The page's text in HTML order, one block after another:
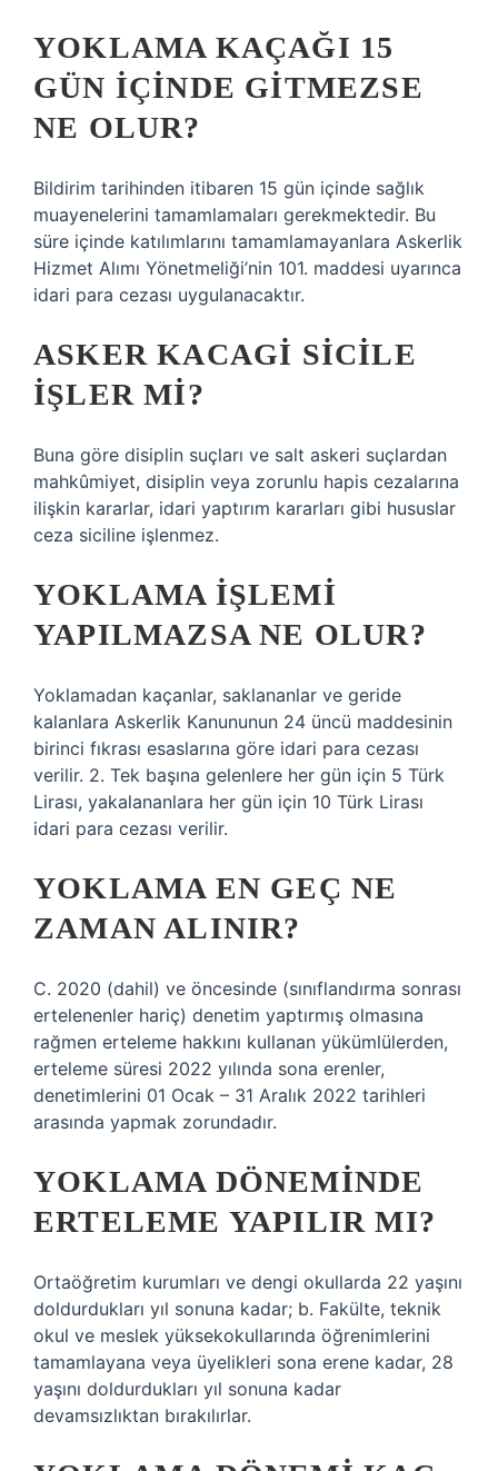
YOKLAMA KAÇAĞI 15
GÜN IÇINDE GITMEZSE
NE OLUR?
Bildirim tarihinden itibaren 15 gün içinde sağlık
muayenelerini tamamlamaları gerekmektedir. Bu
süre içinde katılımlarını tamamlamayanlara Askerlik
Hizmet Alımı Yönetmeliği’nin 101. maddesi uyarınca
idari para cezası uygulanacaktır.
ASKER KACAGI SICILE
IŞLER MI?
Buna göre disiplin suçları ve salt askeri suçlardan
mahkûmiyet, disiplin veya zorunlu hapis cezalarına
ilişkin kararlar, idari yaptırım kararları gibi hususlar
ceza siciline işlenmez.
YOKLAMA IŞLEMI
YAPILMAZSA NE OLUR?
Yoklamadan kaçanlar, saklananlar ve geride
kalanlara Askerlik Kanununun 24 üncü maddesinin
birinci fıkrası esaslarına göre idari para cezası
verilir. 2. Tek başına gelenlere her gün için 5 Türk
Lirası, yakalananlara her gün için 10 Türk Lirası
idari para cezası verilir.
YOKLAMA EN GEÇ NE
ZAMAN ALINIR?
C. 2020 (dahil) ve öncesinde (sınıflandırma sonrası
ertelenenler hariç) denetim yaptırmış olmasına
rağmen erteleme hakkını kullanan yükümlülerden,
erteleme süresi 2022 yılında sona erenler,
denetimlerini 01 Ocak – 31 Aralık 2022 tarihleri ​​
arasında yapmak zorundadır.
YOKLAMA DÖNEMINDE
ERTELEME YAPILIR MI?
Ortaöğretim kurumları ve dengi okullarda 22 yaşını
doldurdukları yıl sonuna kadar; b. Fakülte, teknik
okul ve meslek yüksekokullarında öğrenimlerini
tamamlayana veya üyelikleri sona erene kadar, 28
yaşını doldurdukları yıl sonuna kadar
devamsızlıktan bırakılırlar.